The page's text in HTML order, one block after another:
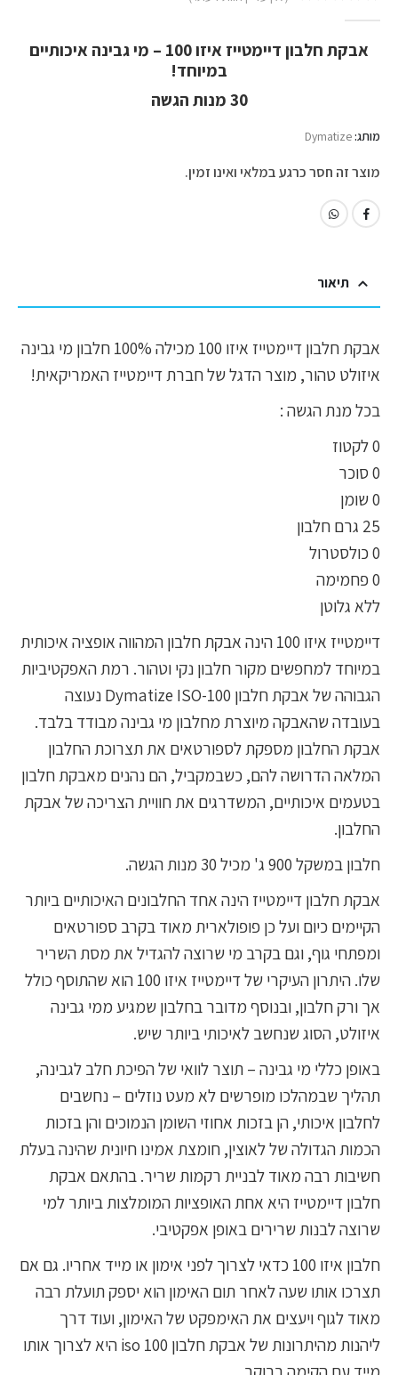
אבקת חלבון דיימטייז איזו 100 – מי גבינה איכותיים
במיוחד!
30 מנות הגשה
מותג:Dymatize
מוצר זה חסר כרגע במלאי ואינו זמין.
תיאור
אבקת חלבון דיימטייז איזו 100 מכילה 100% חלבון מי גבינה
איזולט טהור, מוצר הדגל של חברת דיימטייז האמריקאית!
בכל מנת הגשה :
0 לקטוז
0 סוכר
0 שומן
25 גרם חלבון
0 כולסטרול
0 פחמימה
ללא גלוטן
דיימטייז איזו 100 הינה אבקת חלבון המהווה אופציה איכותית
במיוחד למחפשים מקור חלבון נקי וטהור. רמת האפקטיביות
הגבוהה של אבקת חלבון Dymatize ISO-100 נעוצה
בעובדה שהאבקה מיוצרת מחלבון מי גבינה מבודד בלבד.
אבקת החלבון מספקת לספורטאים את תצרוכת החלבון
המלאה הדרושה להם, כשבמקביל, הם נהנים מאבקת חלבון
בטעמים איכותיים, המשדרגים את חוויית הצריכה של אבקת
החלבון.
חלבון במשקל 900 ג' מכיל 30 מנות הגשה.
אבקת חלבון דיימטייז הינה אחד החלבונים האיכותיים ביותר
הקיימים כיום ועל כן פופולארית מאוד בקרב ספורטאים
ומפתחי גוף, וגם בקרב מי שרוצה להגדיל את מסת השריר
שלו. היתרון העיקרי של דיימטייז איזו 100 הוא שהתוסף כולל
אך ורק חלבון, ובנוסף מדובר בחלבון שמגיע ממי גבינה
איזולט, הסוג שנחשב לאיכותי ביותר שיש.
באופן כללי מי גבינה – תוצר לוואי של הפיכת חלב לגבינה,
תהליך שבמהלכו מופרשים לא מעט נוזלים – נחשבים
לחלבון איכותי, הן בזכות אחוזי השומן הנמוכים והן בזכות
הכמות הגדולה של לאוצין, חומצת אמינו חיונית שהינה בעלת
חשיבות רבה מאוד לבניית רקמות שריר. בהתאם אבקת
חלבון דיימטייז היא אחת האופציות המומלצות ביותר למי
שרוצה לבנות שרירים באופן אפקטיבי.
חלבון איזו 100 כדאי לצרוך לפני אימון או מייד אחריו. גם אם
תצרכו אותו שעה לאחר תום האימון הוא יספק תועלת רבה
מאוד לגוף ויעצים את האימפקט של האימון, ועוד דרך
ליהנות מהיתרונות של אבקת חלבון iso 100 היא לצרוך אותו